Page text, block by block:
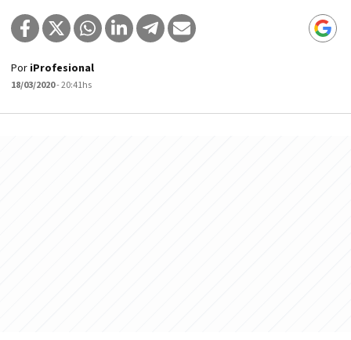
Por iProfesional
18/03/2020- 20:41hs